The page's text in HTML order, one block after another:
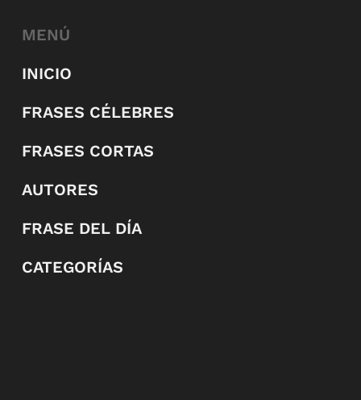
MENÚ
INICIO
FRASES CÉLEBRES
FRASES CORTAS
AUTORES
FRASE DEL DÍA
CATEGORÍAS